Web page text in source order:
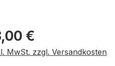
€
MwSt. zzgl. Versandkosten